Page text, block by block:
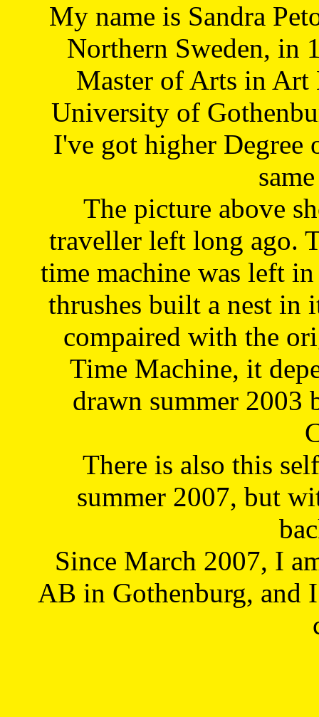
My name is Sandra
Northern Sweden, in
Master of Arts in Art
University of
I've got higher Degree
The picture above
traveller left long ago.
time machine was left
thrushes built a nest in
compaired with the
Time Machine, it
drawn summer 2003
There is also this
summer 2007, but
Since March 2007, I
AB in Gothenburg, and